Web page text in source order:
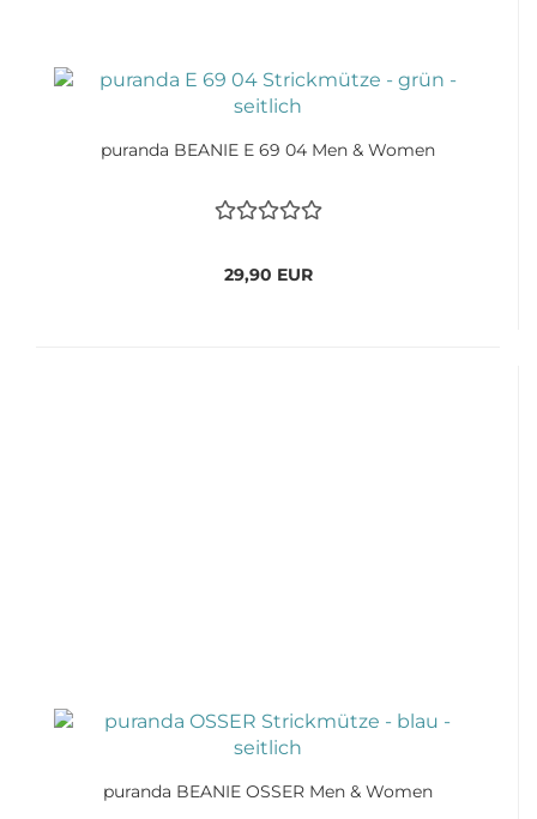
puranda BEANIE E 69 04 Men & Women
29,90 EUR
puranda BEANIE OSSER Men & Women